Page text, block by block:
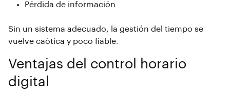
Pérdida de información
Sin un sistema adecuado, la gestión del tiempo se
vuelve caótica y poco fiable.
Ventajas del control horario
digital